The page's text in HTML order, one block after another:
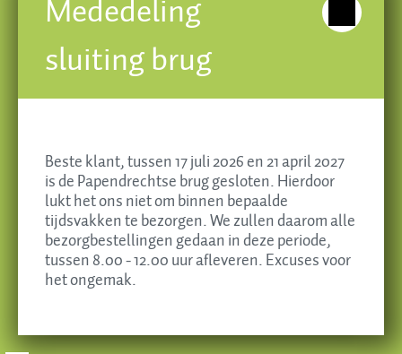
Krispijnseweg 49, 3314 KA Dordrecht
Tel. 078 - 613 55 35
E-mailinfo@brokkingbanket.nl
Mededeling
sluiting brug
Beste klant, tussen 17 juli 2026 en 21 april 2027
is de Papendrechtse brug gesloten. Hierdoor
lukt het ons niet om binnen bepaalde
tijdsvakken te bezorgen. We zullen daarom alle
bezorgbestellingen gedaan in deze periode,
tussen 8.00 - 12.00 uur afleveren. Excuses voor
het ongemak.
Essentiële cookies
Alles accepteren